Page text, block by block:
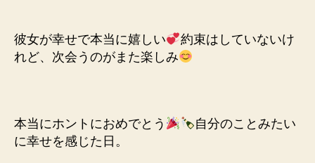
彼女が幸せで本当に嬉しい
約束はしていないけ
れど、次会うのがまた楽しみ
本当にホントにおめでとう
自分のことみたい
に幸せを感じた日。